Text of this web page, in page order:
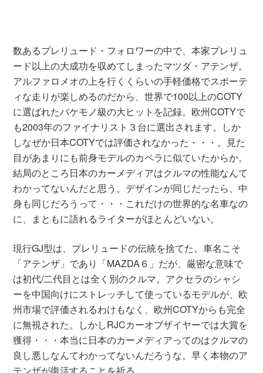
数あるプレリュード・フォロワーの中で、本家プレリュ
ード以上の大成功を収めてしまったマツダ・アテンザ。
アルファロメオの上を行くくらいの手軽価格でスポーテ
ィな走りが楽しめるのだから、世界で100以上のCOTY
に選ばれたバケモノ級の大ヒットを記録。欧州COTYで
も2003年のファイナリスト３台に選出されます。しか
しなぜか日本COTYでは評価されなかった・・・。見た
目があまりにも前身モデルのカペラに似ていたからか。
結局のところ日本のカーメディアはクルマの性能なんて
わかってないんだと思う。デザインが同じだったら、中
身も同じだろうって・・・これだけの世界的な名車なの
に、まともに語れるライターがほとんどいない。
現行GJ型は、プレリュードの伝統を捨てた。車名こそ
「アテンザ」であり「MAZDA６」だが、厳密な意味で
は初代/二代目とは全く別のクルマ。アクセラのシャシ
ーを中国向けにストレッチして使っているモデルが、欧
州市場で評価されるわけもなく、欧州COTYからも完全
に無視された。しかしRJCカーオブザイヤーでは大賞を
獲得・・・本当に日本のカーメディアってのはクルマの
良し悪しなんてわかってないんだろうな。早く本物のア